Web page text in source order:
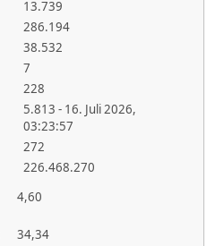
13.739
286.194
38.532
7
228
5.813 - 16. Juli 2026,
03:23:57
272
226.468.270
4,60
34,34